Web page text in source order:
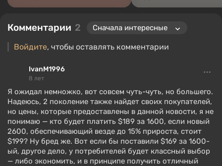
Комментарии 2
Войдите, чтобы оставлять комментарии
IvanM1996
8 лет
Я ожидал немножко, вот совсем чуть-чуть, но большего.
Надеюсь, 2 поколение также найдет своих покупателей,
но цены, которые предоставлены в данной новости, я не
понимаю — кто будет платить $189 за 1600, если новый
2600, обеспечивающий везде до 15% прироста, стоит
$199? Ну бред же. Вот если бы поставили $169 за 1600-
ый, другое дело, у потребителей будет классный выбор
— либо экономить, и в принципе получить отличный